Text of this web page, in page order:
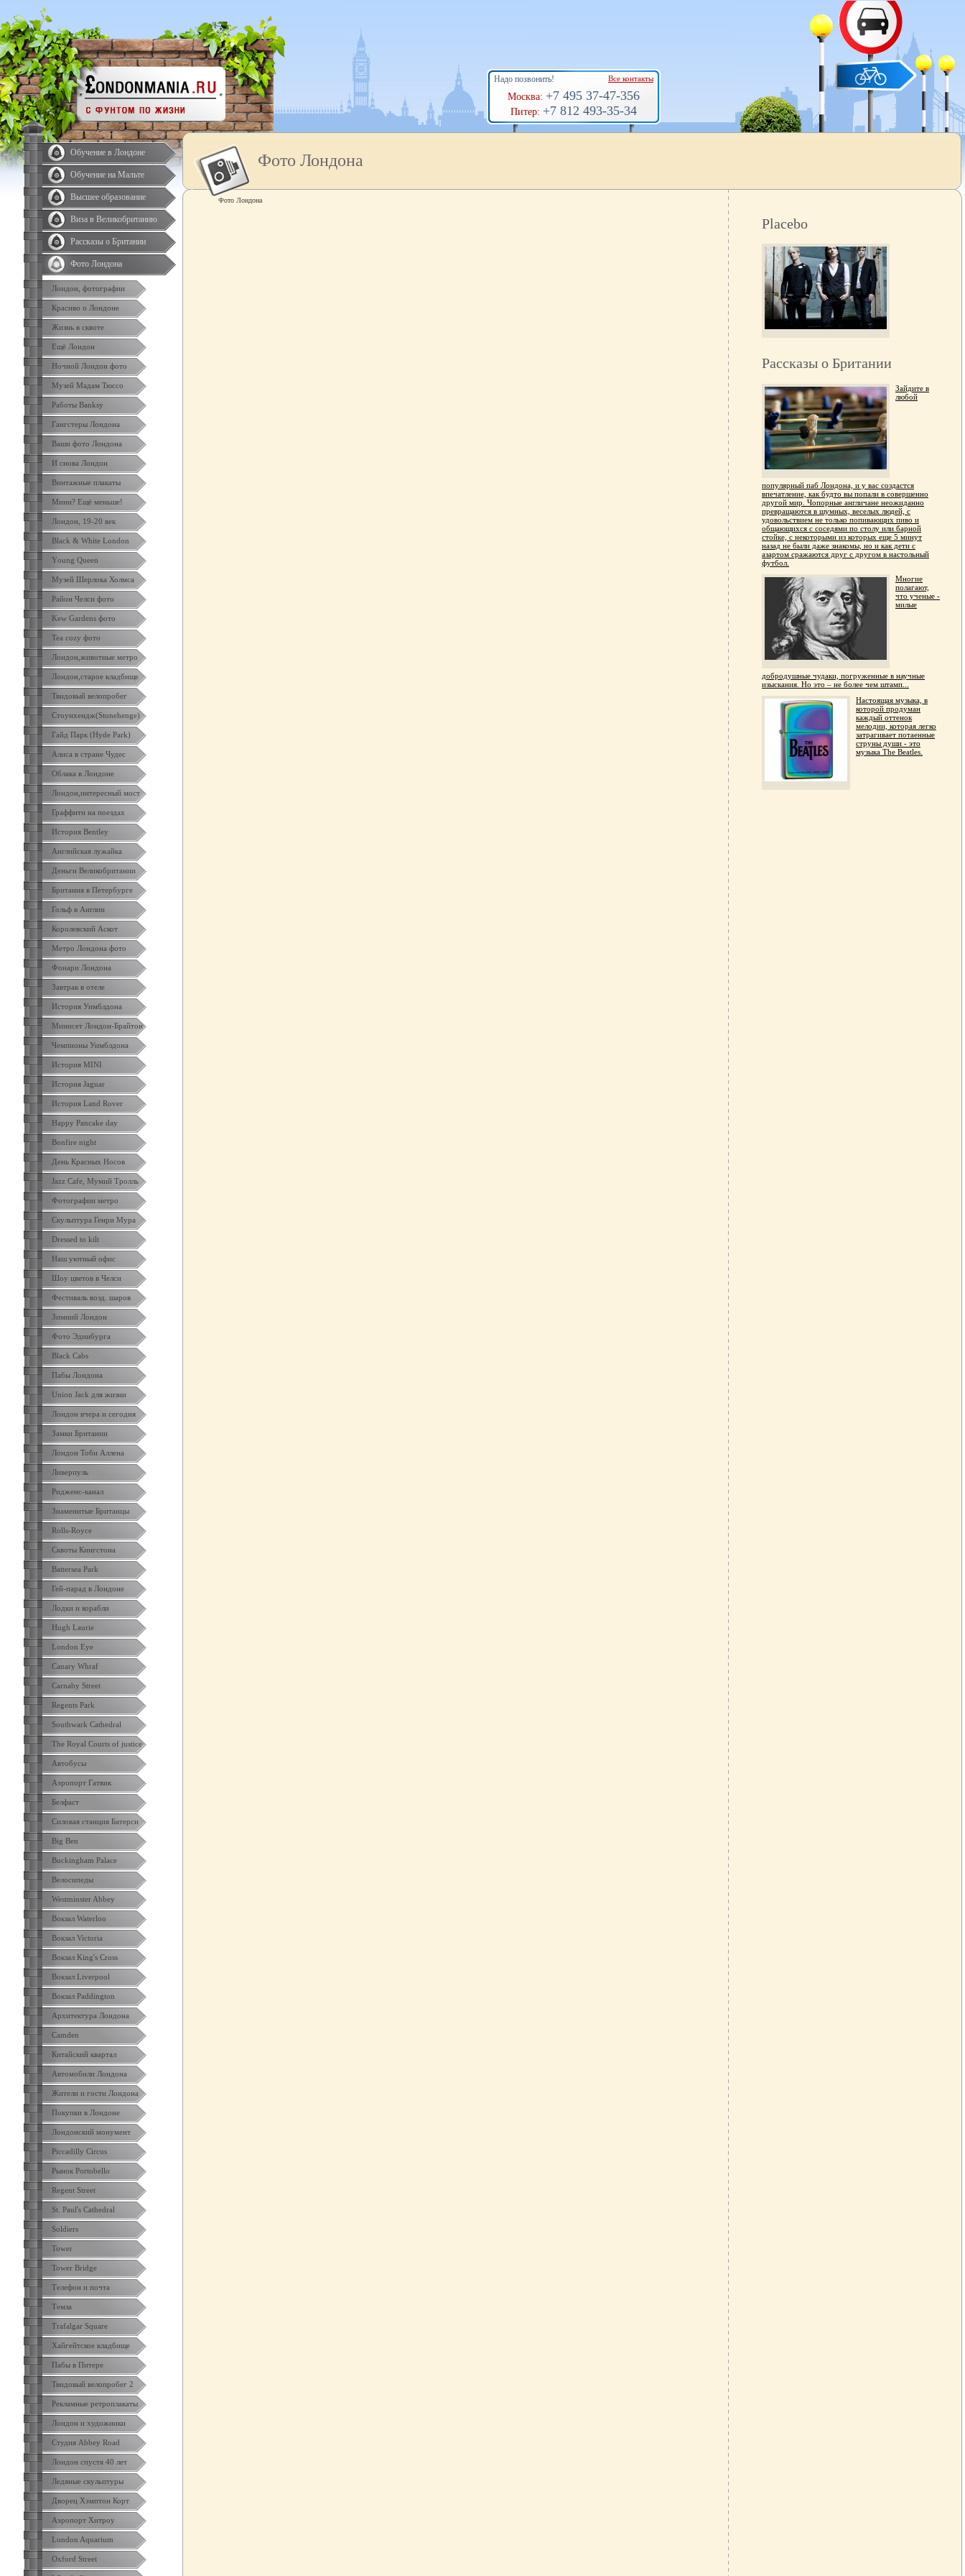
Обучение в Лондоне
Обучение на Мальте
Высшее образование
Виза в Великобританию
Рассказы о Британии
Фото Лондона
Лондон, фотографии
Красиво о Лондоне
Жизнь в сквоте
Ещё Лондон
Ночной Лондон фото
Музей Мадам Тюссо
Работы Banksy
Гангстеры Лондона
Ваши фото Лондона
И снова Лондон
Винтажные плакаты
Мини? Ещё меньше!
Лондон, 19-20 век
Black & White London
Yоung Queen
Музей Шерлока Холмса
Район Челси фото
Kew Gardens фото
Tea cozy фото
Лондон,животные метро
Лондон,старое кладбище
Твидовый велопробег
Стоунхендж(Stonehenge)
Гайд Парк (Hyde Park)
Алиса в стране Чудес
Облака в Лондоне
Лондон,интересный мост
Граффити на поездах
История Bentley
Английская лужайка
Деньги Великобритании
Британия в Петербурге
Гольф в Англии
Королевский Аскот
Метро Лондона фото
Фонари Лондона
Завтрак в отеле
История Уимблдона
Минисет Лондон-Брайтон
Чемпионы Уимблдона
История MINI
История Jaguar
История Land Rover
Happy Pancake day
Bonfire night
День Красных Носов
Jazz Cafe, Мумий Тролль
Фотографии метро
Скульптура Генри Мура
Dressed to kilt
Наш уютный офис
Шоу цветов в Челси
Фестиваль возд. шаров
Зимний Лондон
Фото Эдинбурга
Black Cabs
Пабы Лондона
Union Jack для жизни
Лондон вчера и сегодня
Замки Британии
Лондон Тоби Аллена
Ливерпуль
Ридженс-канал
Знаменитые Британцы
Rolls-Royce
Сквоты Кингстона
Battersea Park
Гей-парад в Лондоне
Лодки и корабли
Hugh Laurie
London Eye
Canary Whraf
Carnaby Street
Regents Park
Southwark Cathedral
The Royal Courts of justice
Автобусы
Аэропорт Гатвик
Белфаст
Силовая станция Батерси
Big Ben
Buckingham Palace
Велосипеды
Westminster Abbey
Вокзал Waterloo
Вокзал Victoria
Вокзал King's Cross
Вокзал Liverpool
Вокзал Paddington
Архитектура Лондона
Camden
Китайский квартал
Автомобили Лондона
Жители и гости Лондона
Покупки в Лондоне
Лондонский монумент
Piccadilly Circus
Рынок Portobello
Regent Street
St. Paul's Cathedral
Soldiers
Tower
Tower Bridge
Телефон и почта
Темза
Trafalgar Square
Хайгейтское кладбище
Пабы в Питере
Твидовый велопробег 2
Рекламные ретроплакаты
Лондон и художники
Студия Abbey Road
Лондон спустя 40 лет
Ледяные скульптуры
Дворец Хэмптон Корт
Аэропорт Хитроу
London Aquarium
Oxford Street
Надо позвонить! Все контакты
Москва: +7 495 37-47-356
Питер: +7 812 493-35-34
Фото Лондона
Фото Лондона
Placebo
Рассказы о Британии
Зайдите в
любой
популярный паб Лондона, и у вас создастся
впечатление, как будто вы попали в совершенно
другой мир. Чопорные англичане неожиданно
превращаются в шумных, веселых людей, с
удовольствием не только попивающих пиво и
общающихся с соседями по столу или барной
стойке, с некоторыми из которых еще 5 минут
назад не были даже знакомы, но и как дети с
азартом сражаются друг с другом в настольный
футбол.
Многие
полагают,
что ученые -
милые
добродушные чудаки, погруженные в научные
изыскания. Но это – не более чем штамп...
Настоящая музыка, в
которой продуман
каждый оттенок
мелодии, которая легко
затрагивает потаенные
струны души - это
музыка The Beatles.